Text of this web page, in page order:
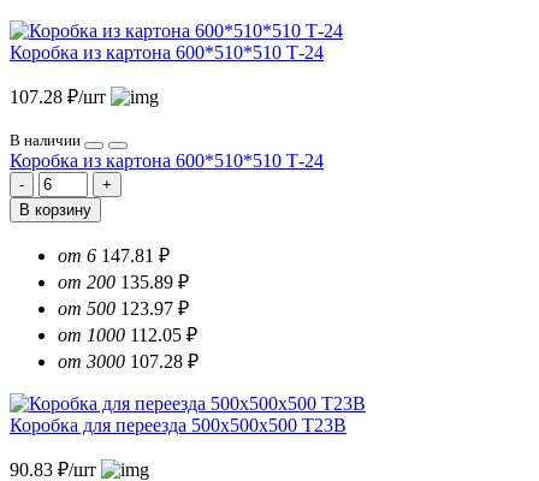
Коробка из картона 600*510*510 Т-24
107.28 ₽/шт
В наличии
Коробка из картона 600*510*510 Т-24
В корзину
от 6 147.81 ₽
от 200 135.89 ₽
от 500 123.97 ₽
от 1000 112.05 ₽
от 3000 107.28 ₽
Коробка для переезда 500х500х500 Т23В
90.83 ₽/шт